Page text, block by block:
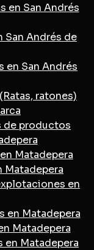
en San Andrés
San Andrés de
en San Andrés
ratones)
de productos
Matadepera
Matadepera
en
en Matadepera
Matadepera
en Matadepera